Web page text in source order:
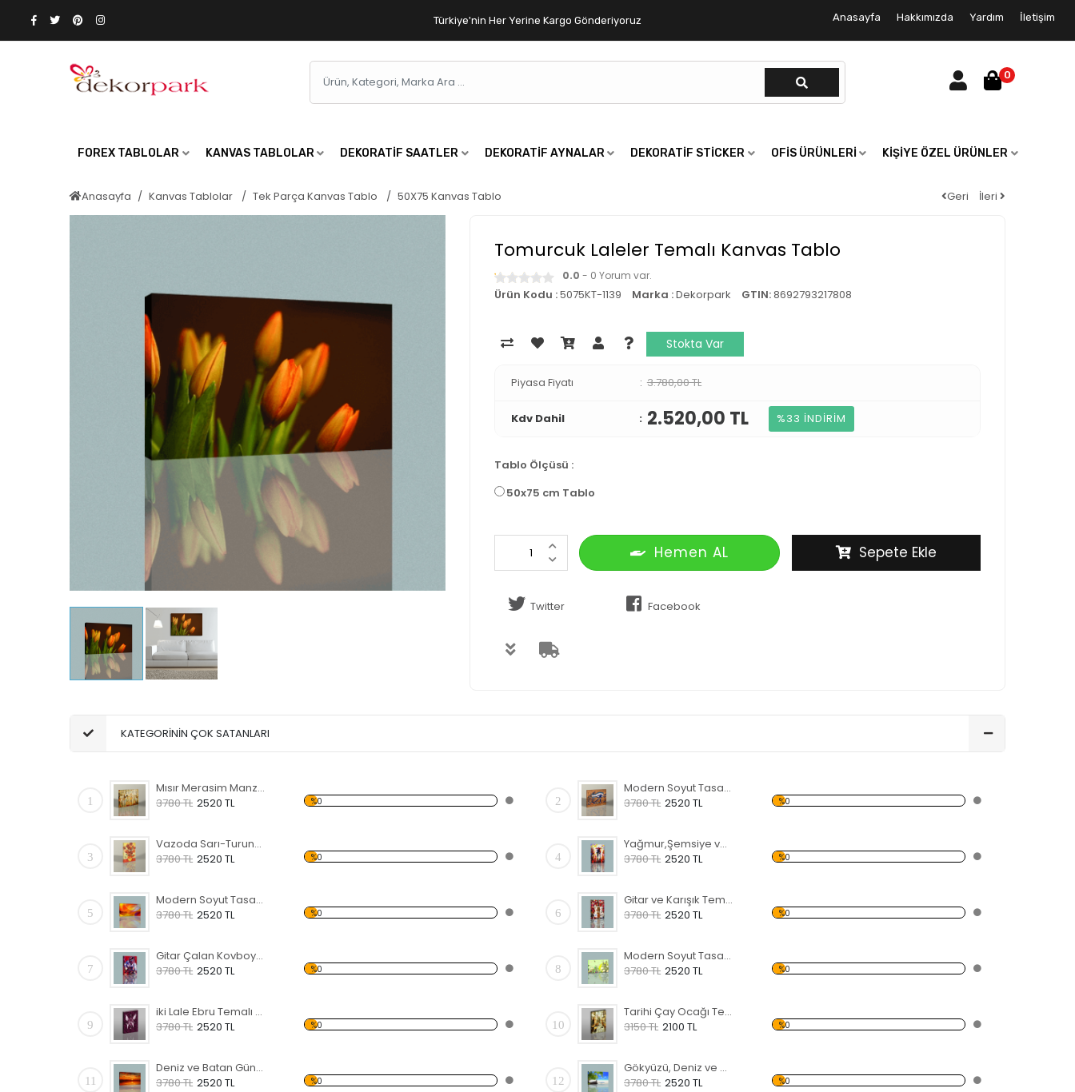
Türkiye'nin Her Yerine Kargo Gönderiyoruz Anasayfa Hakkımızda Yardım İletişim
0
FOREX TABLOLAR KANVAS TABLOLAR DEKORATIF SAATLER DEKORATIF AYNALAR DEKORATIF STICKER OFIS ÜRÜNLERI KIŞIYE ÖZEL ÜRÜNLER
Anasayfa Kanvas Tablolar Tek Parça Kanvas Tablo 50X75 Kanvas Tablo Geri İleri
Tomurcuk Laleler Temalı Kanvas Tablo
0.0 - 0 Yorum var.
Ürün Kodu :5075KT-1139 Marka :Dekorpark GTIN:8692793217808
Stokta Var
Piyasa Fiyatı 3.780,00 TL
Kdv Dahil 2.520,00 TL %33 İNDİRİM
Tablo Ölçüsü :
50x75 cm Tablo
Hemen AL Sepete Ekle
Twitter Facebook
KATEGORİNİN ÇOK SATANLARI
1
Mısır Merasim Manzaralı Kanvas Tablo
3780 TL 2520 TL %0 2
Modern Soyut Tasarım 37 Kanvas Tablo
3780 TL 2520 TL %0
3
Vazoda Sarı-Turuncu Çiçekler Kanvas Tablo
3780 TL 2520 TL %0 4
Yağmur,Şemsiye ve İnsanlar Kanvas Tablo
3780 TL 2520 TL %0
5
Modern Soyut Tasarım 36 Kanvas Tablo
3780 TL 2520 TL %0 6
Gitar ve Karışık Temalı Kanvas Tablo
3780 TL 2520 TL %0
7
Gitar Çalan Kovboy Temalı Kanvas Tablo
3780 TL 2520 TL %0 8
Modern Soyut Tasarım 42 Kanvas Tablo
3780 TL 2520 TL %0
9
iki Lale Ebru Temalı Kanvas Tablo
3780 TL 2520 TL %0 10
Tarihi Çay Ocağı Temalı Kanvas Tablo
3150 TL 2100 TL %0
11
Deniz ve Batan Güneş Kanvas Tablo
3780 TL 2520 TL %0 12
Gökyüzü, Deniz ve Palmiyeler Kanvas Tablo
3780 TL 2520 TL %0